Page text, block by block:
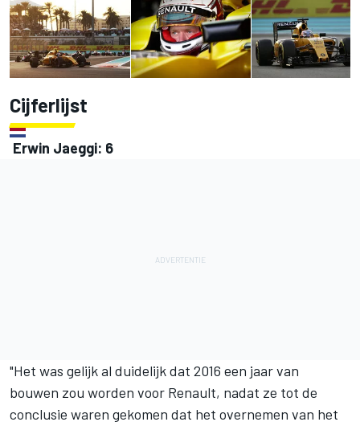
Cijferlijst
Erwin Jaeggi: 6
"Het was gelijk al duidelijk dat 2016 een jaar van
bouwen zou worden voor Renault, nadat ze tot de
conclusie waren gekomen dat het overnemen van het